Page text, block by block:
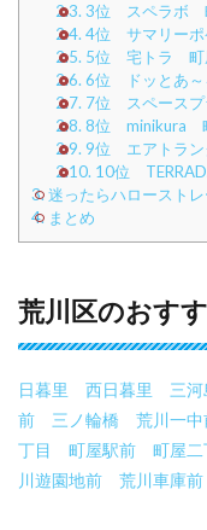
2.3. 3位 スペラボ
2.4. 4位 サマリー
2.5. 5位 宅トラ 町
2.6. 6位 ドッとあ
2.7. 7位 スペース
2.8. 8位 minikura
2.9. 9位 エアトラ
2.10. 10位
3.迷ったらハロースト
4. まとめ
荒川区のおす
日暮里 西日暮里 三河
前
三ノ輪橋 荒川一中
丁目
町屋駅前 町屋二
川遊園地前
荒川車庫前